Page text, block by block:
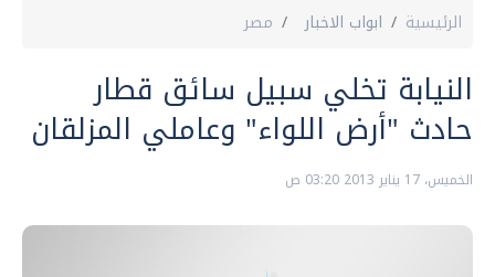
الرئيسية ابواب الاخبار مصر
النيابة تخلي سبيل سائق قطار
حادث "أرض اللواء" وعاملي المزلقان
الخميس، 17 يناير 2013 03:20 ص